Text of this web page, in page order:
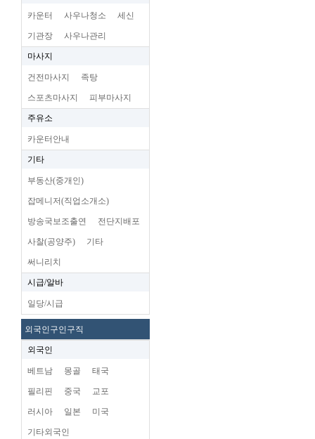
카운터 사우나청소 세신
기관장 사우나관리
마사지
건전마사지 족탕
스포츠마사지 피부마사지
주유소
카운터안내
기타
부동산(중개인)
잡메니저(직업소개소)
방송국보조출연 전단지배포
사찰(공양주) 기타
써니리치
시급/알바
일당/시급
외국인구인구직
외국인
베트남 몽골 태국
필리핀 중국 교포
러시아 일본 미국
기타외국인